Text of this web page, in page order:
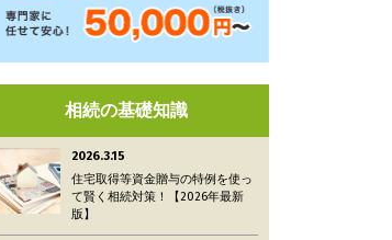
相続の基礎知識
2026.3.15
住宅取得等資金贈与の特例を使っ
て賢く相続対策！【2026年最新
版】